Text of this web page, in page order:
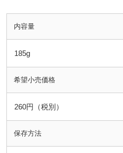
内容量
185g
希望小売価格
260円（税別）
保存方法